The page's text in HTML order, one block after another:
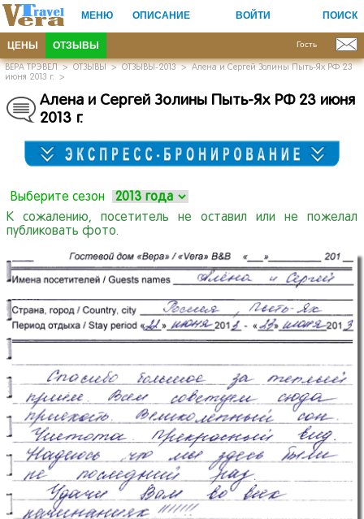
МЕНЮ ОПИСАНИЕ ВОЙТИ ПОИСК
ЦЕНЫ ОТЗЫВЫ Гость
ВЕРА ТРЭВЕЛ>ОТЗЫВЫ>ОТЗЫВЫ-2013>Алена и Сергей Золины Пыть-Ях РФ 23
июня 2013 г. >
Алена и Сергей Золины Пыть-Ях РФ 23 июня
2013 г.
Выберите сезон
К сожалению, посетитель не оставил или не пожелал
публиковать фото.